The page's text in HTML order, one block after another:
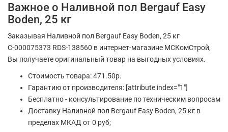
Важное о Наливной пол Bergauf Easy
Boden, 25 кг
Заказывая Наливной пол Bergauf Easy Boden, 25 кг
С-000075373 RDS-138560 в интернет-магазине МСКомСтрой,
Вы получаете оригинальный товар на выгодных условиях.
Стоимость товара: 471.50р.
Гарантию от производителя: [attribute index="1"]
Бесплатно - консультирование по техническим вопросам
Доставку Наливной пол Bergauf Easy Boden, 25 кг в
пределах МКАД от 0 руб;